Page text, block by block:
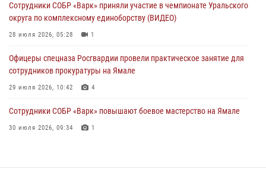
Офицеры спецназа Росгвардии провели практическое занятие для
сотрудников прокуратуры на Ямале
29 июля 2026, 10:42 4
Сотрудники СОБР «Варк» приняли участие в чемпионате Уральского
округа по комплексному единоборству (ВИДЕО)
28 июля 2026, 05:28 1
Офицеры спецназа Росгвардии провели практическое занятие для
сотрудников прокуратуры на Ямале
29 июля 2026, 10:42 4
Сотрудники СОБР «Варк» повышают боевое мастерство на Ямале
30 июля 2026, 09:34 1